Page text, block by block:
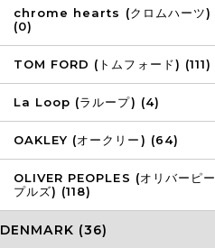
chrome hearts (クロムハーツ)
(0)
TOM FORD (トムフォード) (111)
La Loop (ラループ) (4)
OAKLEY (オークリー) (64)
OLIVER PEOPLES (オリバーピー
プルズ) (118)
DENMARK (36)